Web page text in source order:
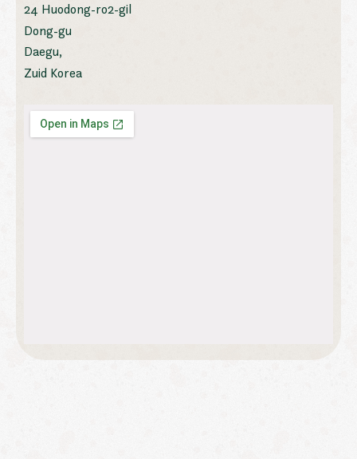
24 Huodong-ro2-gil
Dong-gu
Daegu,
Zuid Korea